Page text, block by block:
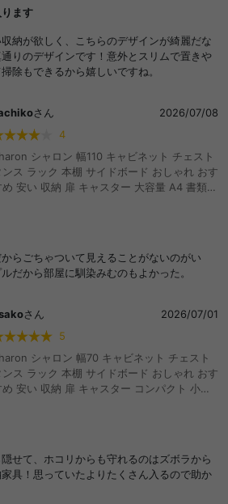
ンルーム 一人暮らし リビング キッチン おし
ガ DVD CD
ます
納が欲しく、こちらのデザインが綺麗だな
りのデザインです！意外とスリムで置きや
除もできるから嬉しいですね。
さん
2026/07/08
4
シャロン 幅110 キャビネット チェスト
ンス ラック 本棚 サイドボード おしゃれ おす
め 安い 収納 扉 キャスター 大容量 A4 書類
らごちゃついて見えることがないのがい
だから部屋に馴染みむのもよかった。
さん
2026/07/01
5
シャロン 幅70 キャビネット チェスト
ンス ラック 本棚 サイドボード おしゃれ おす
め 安い 収納 扉 キャスター コンパクト 小さ
せて、ホコリからも守れるのはズボラから
具！思っていたよりたくさん入るので助か